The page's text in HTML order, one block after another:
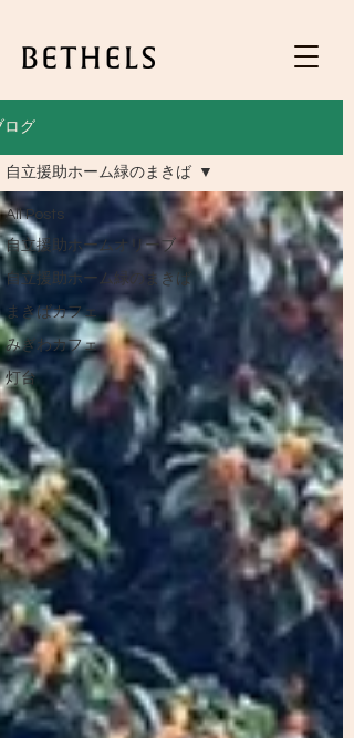
ログ
All Posts
自立援助ホームオリーブ
自立援助ホーム緑のまきば
まきばカフェ
みぎわカフェ
灯台
自立援助ホーム緑のまきば